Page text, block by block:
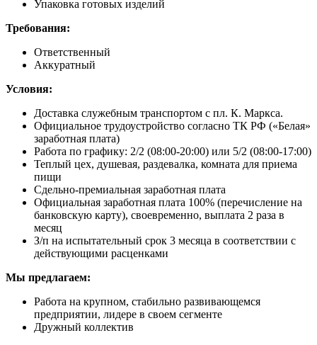
Упаковка готовых изделий
Требования:
Ответственный
Аккуратный
Условия:
Доставка служебным транспортом с пл. К. Маркса.
Официальное трудоустройство согласно ТК РФ («Белая»
заработная плата)
Работа по графику: 2/2 (08:00-20:00) или 5/2 (08:00-17:00)
Теплый цех, душевая, раздевалка, комната для приема
пищи
Сдельно-премиальная заработная плата
Официальная заработная плата 100% (перечисление на
банковскую карту), своевременно, выплата 2 раза в
месяц
З/п на испытательный срок 3 месяца в соответствии с
действующими расценками
Мы предлагаем:
Работа на крупном, стабильно развивающемся
предприятии, лидере в своем сегменте
Дружный коллектив